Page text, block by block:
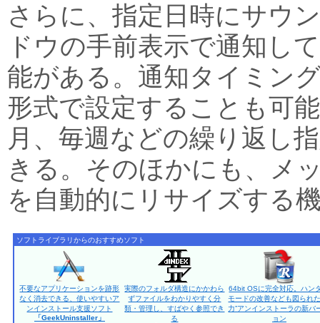
さらに、指定日時にサウ
ドウの手前表示で通知し
能がある。通知タイミン
形式で設定することも可
月、毎週などの繰り返し
きる。そのほかにも、メ
を自動的にリサイズする
ソフトライブラリからのおすすめソフト
不要なアプリケーションを跡形
なく消去できる、使いやすいア
ンインストール支援ソフト
「GeekUninstaller」
実際のフォルダ構造にかかわら
ずファイルをわかりやすく分
類・管理し、すばやく参照でき
る
64bit OSに完全対応。ハン
モードの改善なども図られ
力”アンインストーラの新バ
ョン